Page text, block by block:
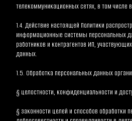
телекоммуникационных сетях, в том числе
1.4. Действие настоящей Политики
информационные системы персональных
работников и контрагентов ИП,
данных.
1.5. Обработка персональных данных
§ целостности, конфиденциальности и
§ законности целей и способов обработки